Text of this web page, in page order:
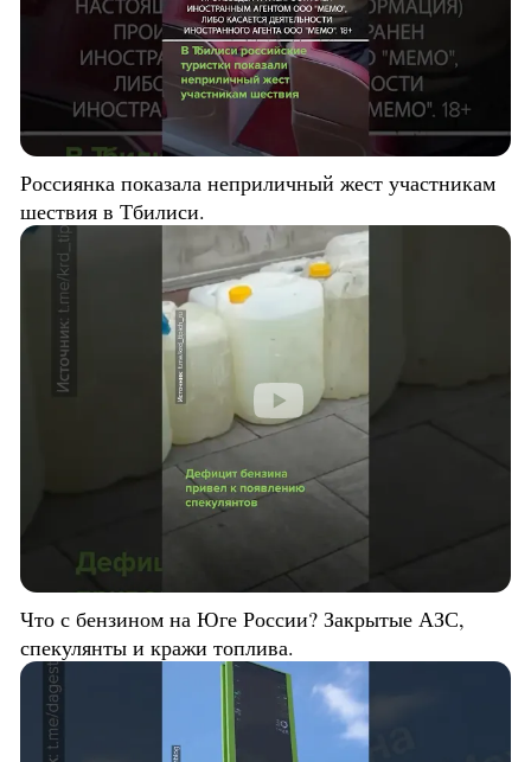
Россиянка показала неприличный жест участникам
шествия в Тбилиси.
Что с бензином на Юге России? Закрытые АЗС,
спекулянты и кражи топлива.